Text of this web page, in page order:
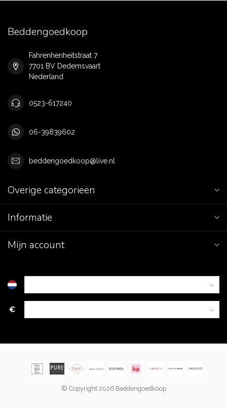
Beddengoedkoop
Fahrenhenheitstraat 7
7701 BV Dedemsvaart
Nederland
0523-617240
06-39839602
beddengoedkoop@live.nl
Overige categorieën
Informatie
Mijn account
€
© Copyright 2026 Beddengoedkoop